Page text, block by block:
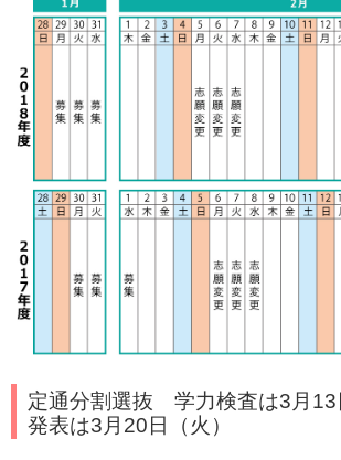
定通分割選抜 学力検査は3月13
発表は3月20日（火）